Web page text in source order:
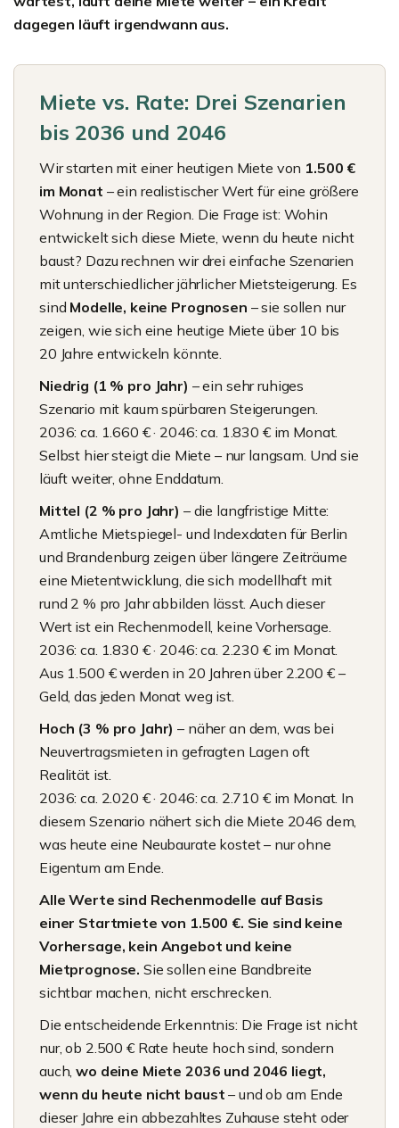
dagegen läuft irgendwann aus.
Miete vs. Rate: Drei Szenarien
bis 2036 und 2046
Wir starten mit einer heutigen Miete von 1.500 €
im Monat – ein realistischer Wert für eine größere
Wohnung in der Region. Die Frage ist: Wohin
entwickelt sich diese Miete, wenn du heute nicht
baust? Dazu rechnen wir drei einfache Szenarien
mit unterschiedlicher jährlicher Mietsteigerung. Es
sind Modelle, keine Prognosen – sie sollen nur
zeigen, wie sich eine heutige Miete über 10 bis
20 Jahre entwickeln könnte.
Niedrig (1 % pro Jahr) – ein sehr ruhiges
Szenario mit kaum spürbaren Steigerungen.
2036: ca. 1.660 € · 2046: ca. 1.830 € im Monat.
Selbst hier steigt die Miete – nur langsam. Und sie
läuft weiter, ohne Enddatum.
Mittel (2 % pro Jahr) – die langfristige Mitte:
Amtliche Mietspiegel- und Indexdaten für Berlin
und Brandenburg zeigen über längere Zeiträume
eine Mietentwicklung, die sich modellhaft mit
rund 2 % pro Jahr abbilden lässt. Auch dieser
Wert ist ein Rechenmodell, keine Vorhersage.
2036: ca. 1.830 € · 2046: ca. 2.230 € im Monat.
Aus 1.500 € werden in 20 Jahren über 2.200 € –
Geld, das jeden Monat weg ist.
Hoch (3 % pro Jahr) – näher an dem, was bei
Neuvertragsmieten in gefragten Lagen oft
Realität ist.
2036: ca. 2.020 € · 2046: ca. 2.710 € im Monat. In
diesem Szenario nähert sich die Miete 2046 dem,
was heute eine Neubaurate kostet – nur ohne
Eigentum am Ende.
Alle Werte sind Rechenmodelle auf Basis
einer Startmiete von 1.500 €. Sie sind keine
Vorhersage, kein Angebot und keine
Mietprognose. Sie sollen eine Bandbreite
sichtbar machen, nicht erschrecken.
Die entscheidende Erkenntnis: Die Frage ist nicht
nur, ob 2.500 € Rate heute hoch sind, sondern
auch,wo deine Miete 2036 und 2046 liegt,
wenn du heute nicht baust – und ob am Ende
dieser Jahre ein abbezahltes Zuhause steht oder